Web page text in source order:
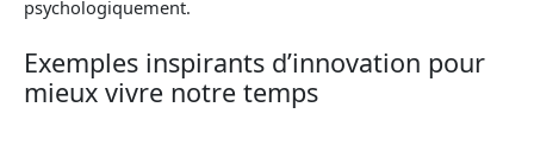
psychologiquement.
Exemples inspirants d’innovation pour
mieux vivre notre temps